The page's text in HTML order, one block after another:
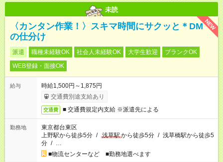
未読
NEW
〈カンタン作業！〉スキマ時間にサクッと＊DM
の仕分け
派遣 職種未経験OK 社会人未経験OK 大学生歓迎
ブランクOK
WEB登録・面接OK
給与
時給1,500円～1,875円
交通費別途支給あり
交通費 ■ 交通費規定内支給 ※派遣先による
勤務地
東京都台東区
上野駅から徒歩5分 / 浅草駅から徒歩5分 / 浅草橋駅から徒歩5
分 / …
■物流センターなど ■勤務地選べます